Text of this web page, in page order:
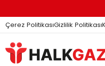
Çerez PolitikasıGizlilik Politikası